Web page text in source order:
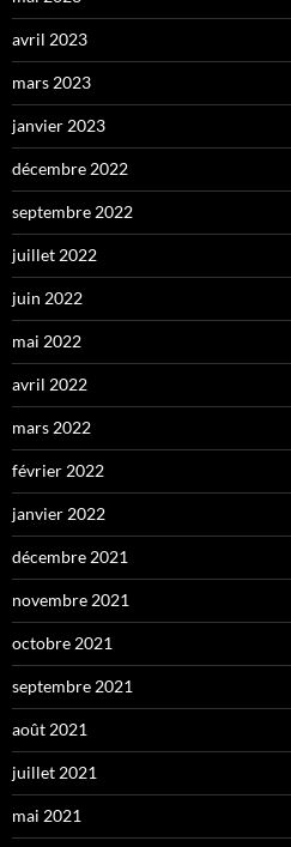
avril 2023
mars 2023
janvier 2023
décembre 2022
septembre 2022
juillet 2022
juin 2022
mai 2022
avril 2022
mars 2022
février 2022
janvier 2022
décembre 2021
novembre 2021
octobre 2021
septembre 2021
août 2021
juillet 2021
mai 2021